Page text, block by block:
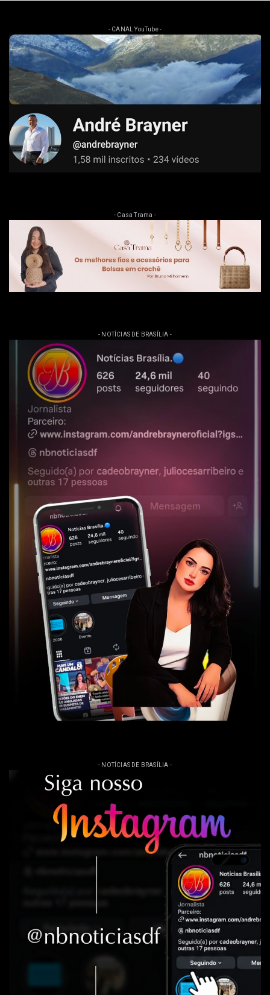
- CANAL YouTube -
- Casa Trama -
- NOTÍCIAS DE BRASÍLIA -
- NOTÍCIAS DE BRASÍLIA -